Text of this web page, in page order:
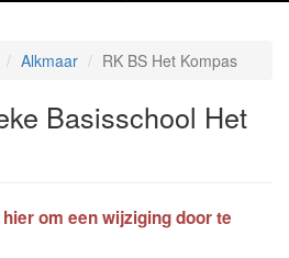
Alkmaar RK BS Het Kompas
Basisschool Het
om een wijziging door te